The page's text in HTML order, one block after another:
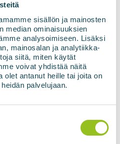
sisällön ja mainosten
median ominaisuuksien
analysoimiseen. Lisäksi
mainosalan ja analytiikka-
siitä, miten käytät
voivat yhdistää näitä
olet antanut heille tai joita on
palvelujaan.
er det vanligvis
fôret for å redusere
enkleste form kan dette
som er integrert i
for
kjemikalier, hvis det er
ingen forbehandling i det